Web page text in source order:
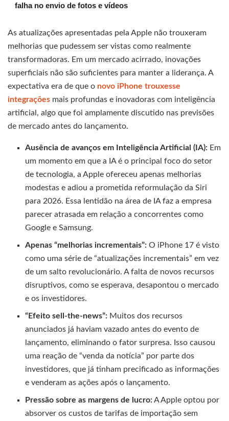
falha no envio de fotos e vídeos
As atualizações apresentadas pela Apple não trouxeram
melhorias que pudessem ser vistas como realmente
transformadoras. Em um mercado acirrado, inovações
superficiais não são suficientes para manter a liderança. A
expectativa era de que o novo iPhone trouxesse
integrações mais profundas e inovadoras com inteligência
artificial, algo que foi amplamente discutido nas previsões
de mercado antes do lançamento.
Ausência de avanços em Inteligência Artificial (IA): Em
um momento em que a IA é o principal foco do setor
de tecnologia, a Apple ofereceu apenas melhorias
modestas e adiou a prometida reformulação da Siri
para 2026. Essa lentidão na área de IA faz a empresa
parecer atrasada em relação a concorrentes como
Google e Samsung.
Apenas “melhorias incrementais”: O iPhone 17 é visto
como uma série de “atualizações incrementais” em vez
de um salto revolucionário. A falta de novos recursos
disruptivos, como se esperava, desapontou o mercado
e os investidores.
“Efeito sell-the-news”: Muitos dos recursos
anunciados já haviam vazado antes do evento de
lançamento, eliminando o fator surpresa. Isso causou
uma reação de “venda da notícia” por parte dos
investidores, que já tinham precificado as informações
e venderam as ações após o lançamento.
Pressão sobre as margens de lucro:A Apple optou por
absorver os custos de tarifas de importação sem